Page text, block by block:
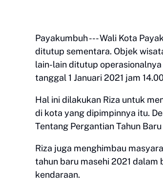
Payakumbuh --- Wali Kota
ditutup sementara. Objek
lain-lain ditutup
tanggal 1 Januari 2021 jam
Hal ini dilakukan Riza untuk
di kota yang dipimpinnya itu.
Tentang Pergantian Tahun
Riza juga menghimbau
tahun baru masehi 2021
kendaraan.